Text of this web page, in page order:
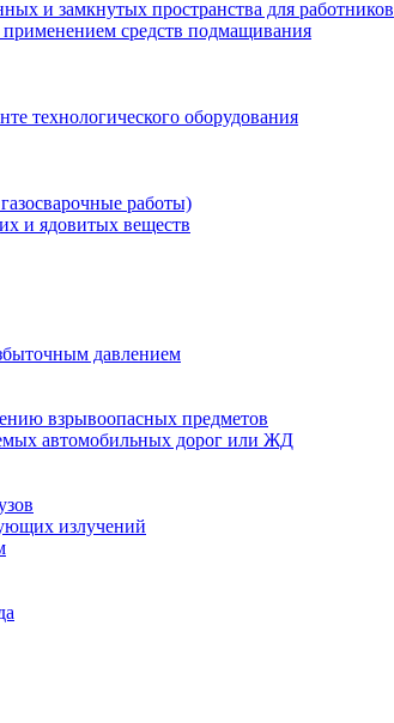
и замкнутых пространства для работников
средств подмащивания
технологического оборудования
работы)
и ядовитых веществ
давлением
взрывоопасных предметов
автомобильных дорог или ЖД
излучений